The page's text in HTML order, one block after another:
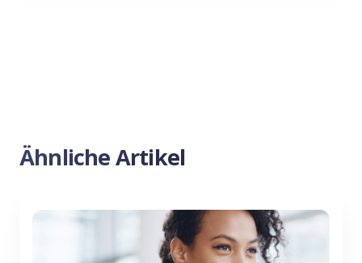
Ähnliche Artikel